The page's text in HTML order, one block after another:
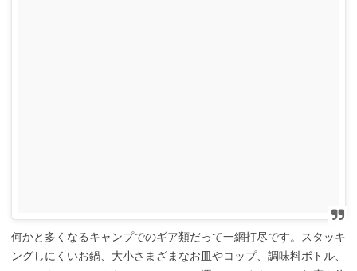
何かと多くなるキャンプでのギア類だって一網打尽です。スタッキ
ングしにくいお鍋、大小さまざまなお皿やコップ、調味料ボトル、